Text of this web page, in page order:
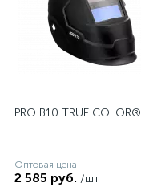
PRO B10 TRUE COLOR®
Оптовая цена
2 585 руб. /шт